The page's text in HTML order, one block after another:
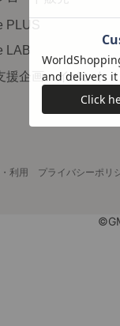
PLUS
LAB
援企画・イベント
利用 プライバシーポリ